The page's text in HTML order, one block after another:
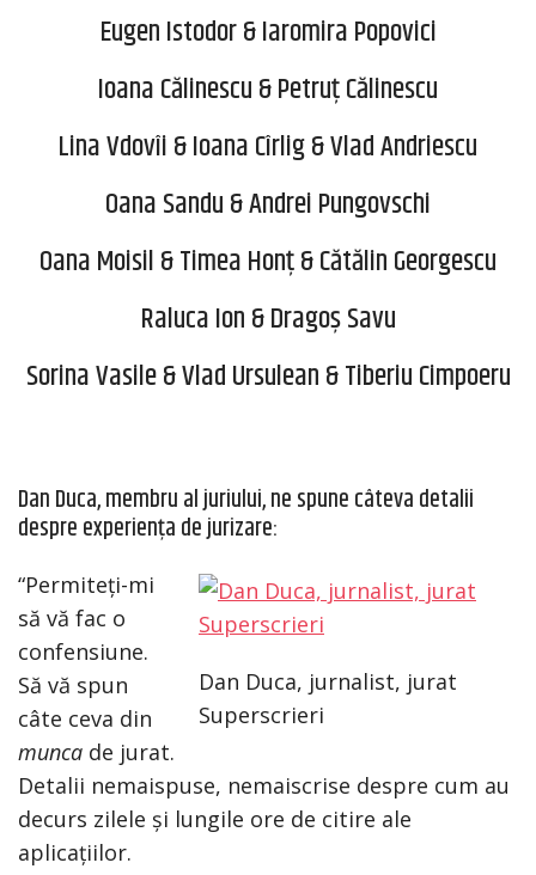
Eugen Istodor & Iaromira Popovici
Ioana Călinescu & Petruț Călinescu
Lina Vdovîi & Ioana Cîrlig & Vlad Andriescu
Oana Sandu & Andrei Pungovschi
Oana Moisil & Timea Honț & Cătălin Georgescu
Raluca Ion & Dragoș Savu
Sorina Vasile & Vlad Ursulean & Tiberiu Cimpoeru
Dan Duca, membru al juriului, ne spune câteva detalii
despre experiența de jurizare:
Dan Duca, jurnalist, jurat
Superscrieri
“Permiteți-mi
să vă fac o
confensiune.
Să vă spun
câte ceva din
munca de jurat.
Detalii nemaispuse, nemaiscrise despre cum au
decurs zilele și lungile ore de citire ale
aplicațiilor.